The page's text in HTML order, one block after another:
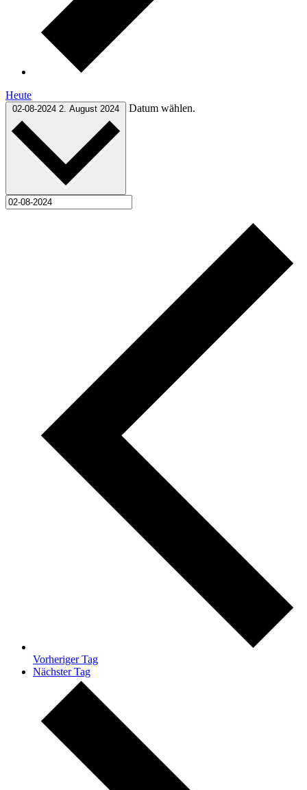
Heute
02-08-2024 2. August 2024 Datum wählen.
Vorheriger Tag
Nächster Tag